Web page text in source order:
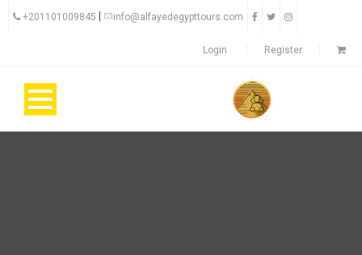
+201101009845 info@alfayedegypttours.com
Login Register